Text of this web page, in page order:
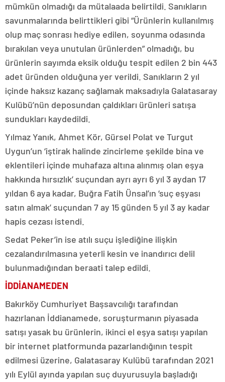
mümkün olmadığı da mütalaada belirtildi. Sanıkların
savunmalarında belirttikleri gibi “Ürünlerin kullanılmış
olup maç sonrası hediye edilen, soyunma odasında
bırakılan veya unutulan ürünlerden” olmadığı, bu
ürünlerin sayımda eksik olduğu tespit edilen 2 bin 443
adet üründen olduğuna yer verildi. Sanıkların 2 yıl
içinde haksız kazanç sağlamak maksadıyla Galatasaray
Kulübü’nün deposundan çaldıkları ürünleri satışa
sundukları kaydedildi.
Yılmaz Yanık, Ahmet Kör, Gürsel Polat ve Turgut
Uygun’un ‘iştirak halinde zincirleme şekilde bina ve
eklentileri içinde muhafaza altına alınmış olan eşya
hakkında hırsızlık’ suçundan ayrı ayrı 6 yıl 3 aydan 17
yıldan 6 aya kadar, Buğra Fatih Ünsal’ın ‘suç eşyası
satın almak’ suçundan 7 ay 15 günden 5 yıl 3 ay kadar
hapis cezası istendi.
Sedat Peker’in ise atılı suçu işlediğine ilişkin
cezalandırılmasına yeterli kesin ve inandırıcı delil
bulunmadığından beraati talep edildi.
İDDİANAMEDEN
Bakırköy Cumhuriyet Başsavcılığı tarafından
hazırlanan İddianamede, soruşturmanın piyasada
satışı yasak bu ürünlerin, ikinci el eşya satışı yapılan
bir internet platformunda pazarlandığının tespit
edilmesi üzerine, Galatasaray Kulübü tarafından 2021
yılı Eylül ayında yapılan suç duyurusuyla başladığı